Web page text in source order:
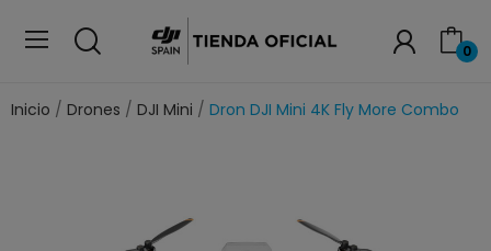
0
Inicio Drones DJI Mini Dron DJI Mini 4K Fly More Combo